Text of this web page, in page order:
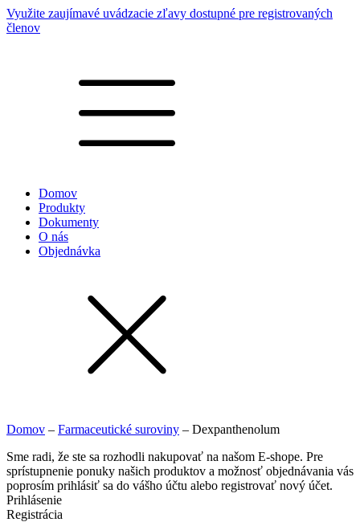
Využite zaujímavé uvádzacie zľavy dostupné pre registrovaných
členov
Domov
Produkty
Dokumenty
O nás
Objednávka
Domov – Farmaceutické suroviny – Dexpanthenolum
Sme radi, že ste sa rozhodli nakupovať na našom E-shope. Pre
sprístupnenie ponuky našich produktov a možnosť objednávania vás
poprosím prihlásiť sa do vášho účtu alebo registrovať nový účet.
Prihlásenie
Registrácia